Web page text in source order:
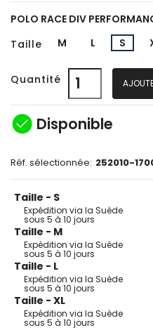
POLO RACE DIV
Taille
M L S
Quantité
check_circle Disponible
Réf. sélectionnée: 252010-
Taille - S
Expédition via la Suède
sous 5 à 10 jours
Taille - M
Expédition via la Suède
sous 5 à 10 jours
Taille - L
Expédition via la Suède
sous 5 à 10 jours
Taille - XL
Expédition via la Suède
sous 5 à 10 jours